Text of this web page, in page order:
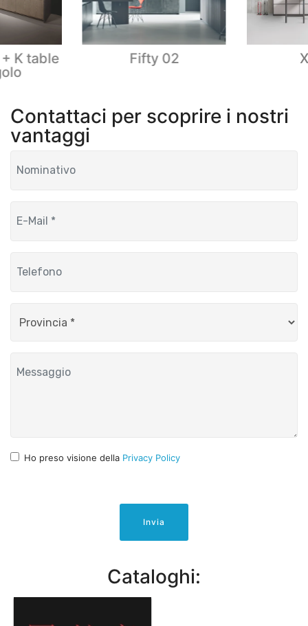
K table
Fifty 02
Contattaci per scoprire i nostri
vantaggi
Ho preso visione della Privacy Policy
Invia
Cataloghi: